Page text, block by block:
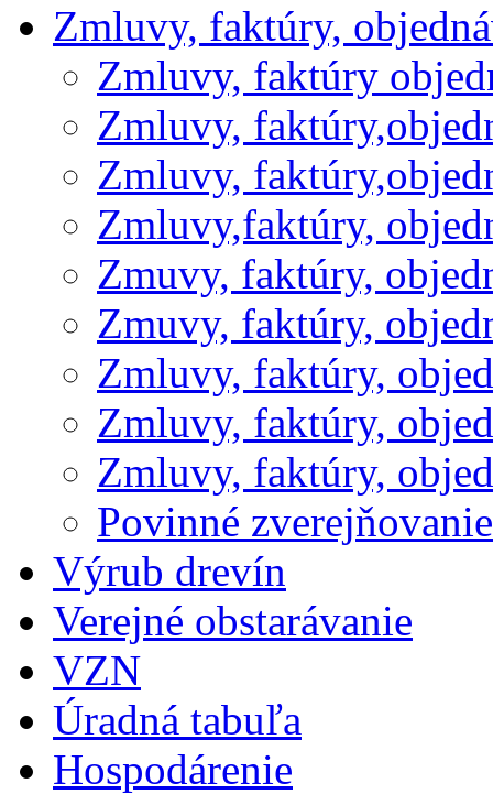
Zmluvy, faktúry,
Zmluvy, faktúry
Zmluvy,
Zmluvy,
Zmluvy,faktúry,
Zmuvy, faktúry,
Zmuvy, faktúry,
Zmluvy, faktúry,
Zmluvy, faktúry,
Zmluvy, faktúry,
Povinné
Výrub drevín
Verejné obstarávanie
VZN
Úradná tabuľa
Hospodárenie